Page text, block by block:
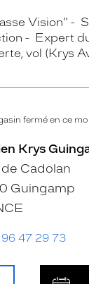
Vision"
Expert
vol (Krys
fermé en ce
Krys
de Cadolan
Guingamp
47 29 73